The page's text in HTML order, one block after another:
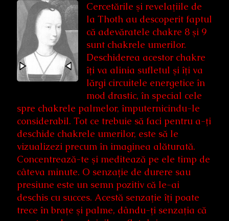
Cercetările şi revelaţiile de
la Thoth au descoperit faptul
că adevăratele chakre 8 şi 9
sunt chakrele umerilor.
Deschiderea acestor chakre
îţi va alinia sufletul şi îţi va
lărgi circuitele energetice în
mod drastic, în special cele
spre chakrele palmelor, împuternicindu-le
considerabil. Tot ce trebuie să faci pentru a-ţi
deschide chakrele umerilor, este să le
vizualizezi precum în imaginea alăturată.
Concentrează-te şi meditează pe ele timp de
câteva minute. O senzație de durere sau
presiune este un semn pozitiv că le-ai
deschis cu succes. Acestă senzaţie îţi poate
trece în braţe şi palme, dându-ţi senzaţia că